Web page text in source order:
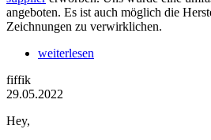
angeboten. Es ist auch möglich die
Zeichnungen zu verwirklichen.
weiterlesen
fiffik
29.05.2022
Hey,